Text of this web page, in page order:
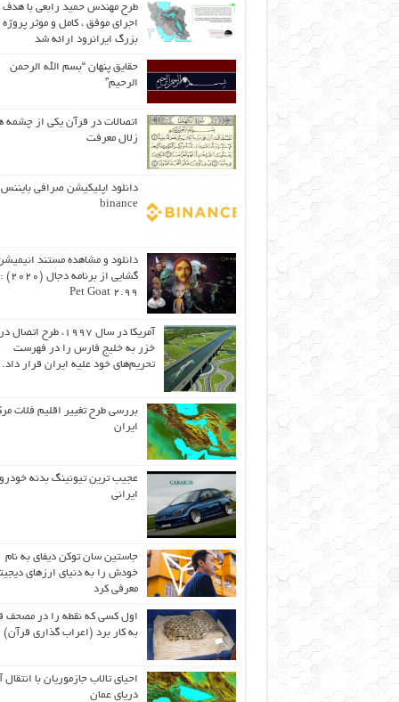
طرح مهندس حمید رابعی با هدف
اجرای موفق ، کامل و موثر پروژه
بزرگ ایرانرود ارائه شد
حقایق پنهان “بسم الله الرحمن
الرحیم”
اتصالات در قرآن یکی از چشمه
زلال معرفت
دانلود اپلیکیشن صرافی بایننس
binance
دانلود و مشاهده مستند
Pet Goat 2.99
آمریکا در سال ۱۹۹۷، طرح
خزر به خلیج فارس را در فهرست
تحریم‌های خود علیه ایران قرار داد.
بررسی طرح تغییر اقلیم فلات
ایران
عجیب ترین تیونینگ بدنه
ایرانی
جاستین سان توکن دیفای به نام
خودش را به دنیای ارزهای
معرفی کرد
اول كسی كه نقطه را در مصحف
به كار برد (اعراب گذاری قرآن)
احیای تالاب جازموریان با انتقال
دریای عمان